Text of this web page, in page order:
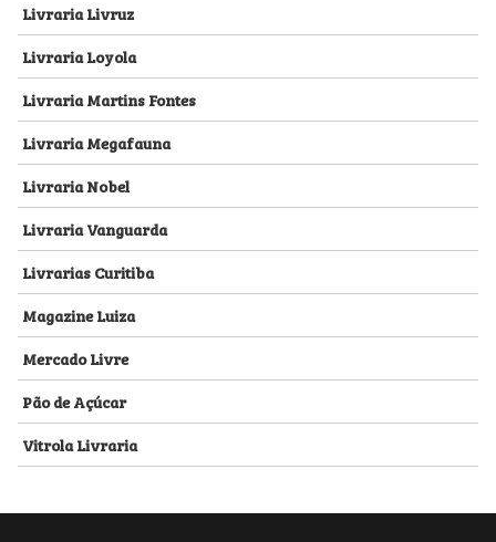
Livraria Livruz
Livraria Loyola
Livraria Martins Fontes
Livraria Megafauna
Livraria Nobel
Livraria Vanguarda
Livrarias Curitiba
Magazine Luiza
Mercado Livre
Pão de Açúcar
Vitrola Livraria